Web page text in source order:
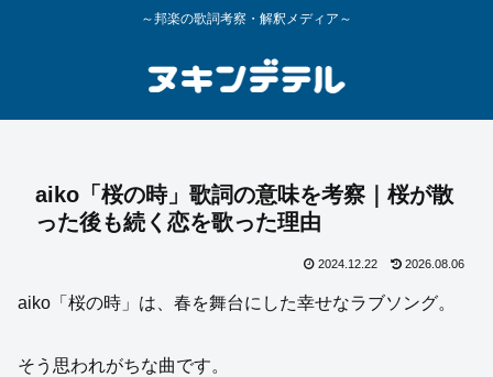
～邦楽の歌詞考察・解釈メディア～
aiko「桜の時」歌詞の意味を考察｜桜が散
った後も続く恋を歌った理由
2024.12.22 2026.08.06
aiko「桜の時」は、春を舞台にした幸せなラブソング。
そう思われがちな曲です。